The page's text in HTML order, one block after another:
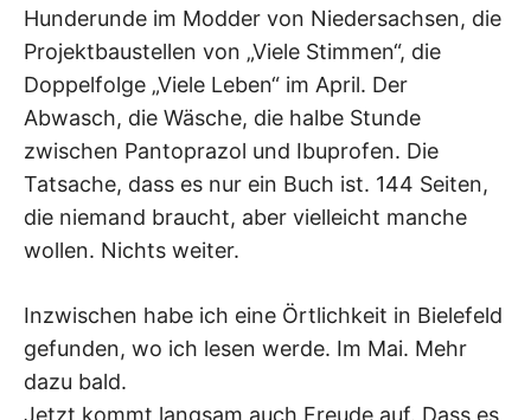
Hunderunde im Modder von Niedersachsen, die
Projektbaustellen von „Viele Stimmen“, die
Doppelfolge „Viele Leben“ im April. Der
Abwasch, die Wäsche, die halbe Stunde
zwischen Pantoprazol und Ibuprofen. Die
Tatsache, dass es nur ein Buch ist. 144 Seiten,
die niemand braucht, aber vielleicht manche
wollen. Nichts weiter.
Inzwischen habe ich eine Örtlichkeit in Bielefeld
gefunden, wo ich lesen werde. Im Mai. Mehr
dazu bald.